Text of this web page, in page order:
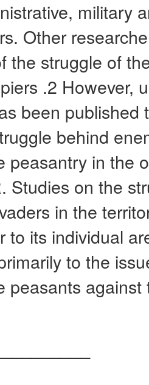
military
Other
the struggle of
.2 However,
been
behind
peasantry in the
Studies on the
in the
to its individual
to the
peasants